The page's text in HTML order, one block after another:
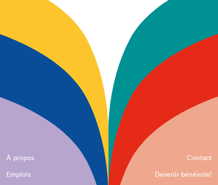
À propos
Contact
Emplois
Devenir bénévole!